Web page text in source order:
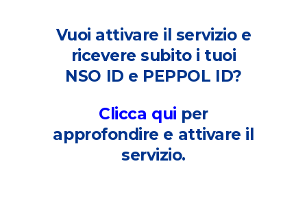
Vuoi attivare il servizio e
ricevere subito i tuoi
NSO ID e PEPPOL ID?
Clicca qui per
approfondire e attivare il
servizio.